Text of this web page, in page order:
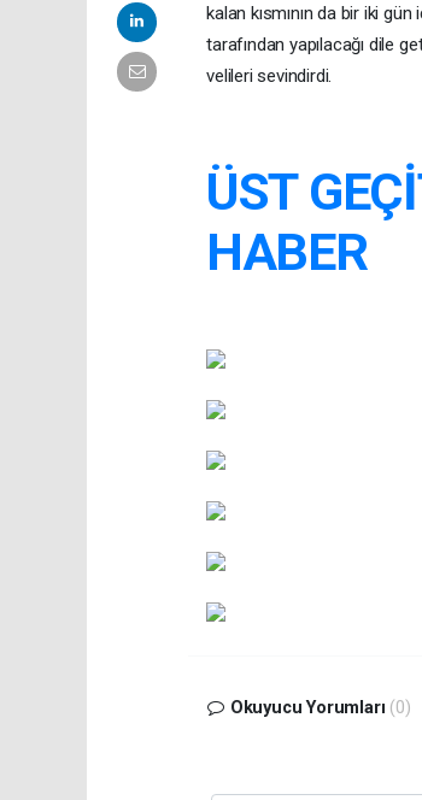
kalan kısmının da bir iki
tarafından yapılacağı dile
velileri sevindirdi.
ÜST
HABER
Okuyucu Yorumları (0)